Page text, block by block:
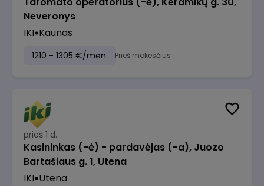
Neveronys
IKI Kaunas
1210 - 1305 €/mėn. Prieš mokesčius
prieš 1 d.
Kasininkas (-ė) - pardavėjas (-a), Juozo
Bartašiaus g. 1, Utena
IKI Utena